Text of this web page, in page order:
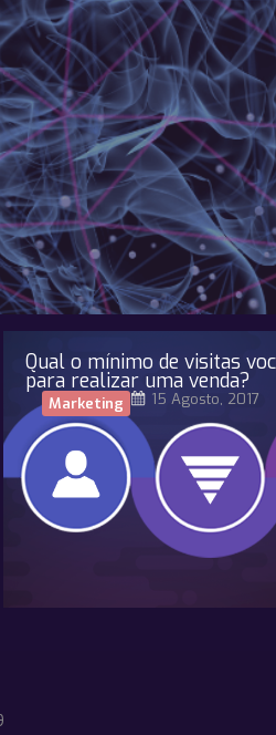
Qual o mínimo de visitas
para realizar uma venda?
Marketing 15 Agosto, 2017